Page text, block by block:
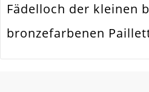
Fädelloch der kleinen
bronzefarbenen